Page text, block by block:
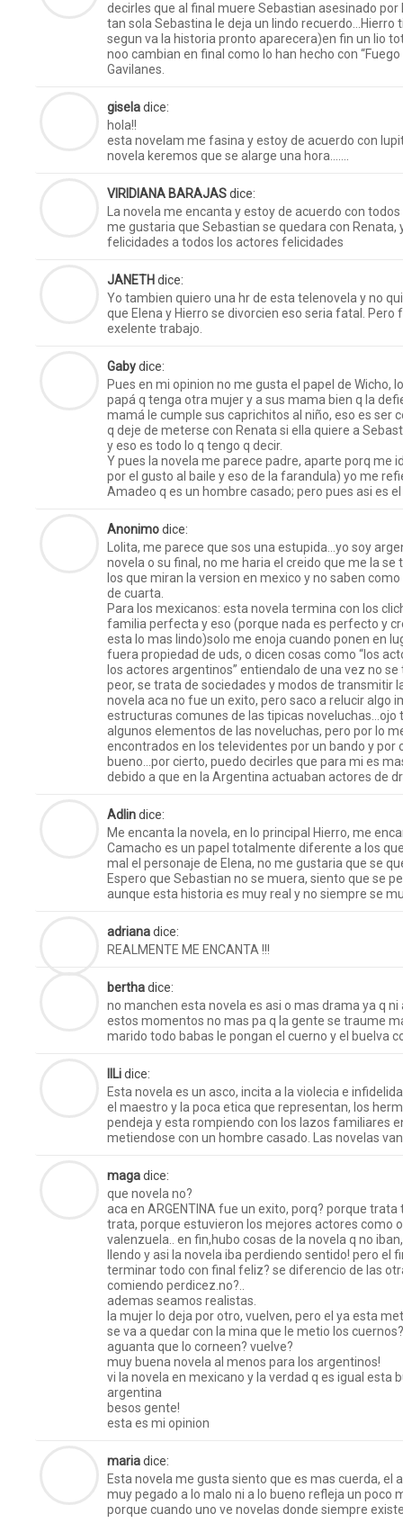
decirles que al final muere Sebastian asesinado
tan sola Sebastina le deja un lindo recuerdo…Hierro
segun va la historia pronto aparecera)en fin un lio
noo cambian en final como lo han hecho con
Gavilanes.
giseladice:
hola!!
esta novelam me fasina y estoy de acuerdo con
novela keremos que se alarge una hora…….
VIRIDIANA BARAJASdice:
La novela me encanta y estoy de acuerdo con
me gustaria que Sebastian se quedara con Renata,
felicidades a todos los actores felicidades
JANETH dice:
Yo tambien quiero una hr de esta telenovela y no
que Elena y Hierro se divorcien eso seria fatal.
exelente trabajo.
Gabydice:
Pues en mi opinion no me gusta el papel de Wicho,
papá q tenga otra mujer y a sus mama bien q la
mamá le cumple sus caprichitos al niño, eso es ser
q deje de meterse con Renata si ella quiere a
y eso es todo lo q tengo q decir.
Y pues la novela me parece padre, aparte porq me
por el gusto al baile y eso de la farandula) yo me
Amadeo q es un hombre casado; pero pues asi es
Anonimodice:
Lolita, me parece que sos una estupida…yo soy
novela o su final, no me haria el creido que me la
los que miran la version en mexico y no saben
de cuarta.
Para los mexicanos: esta novela termina con los
familia perfecta y eso (porque nada es perfecto y
esta lo mas lindo)solo me enoja cuando ponen en
fuera propiedad de uds, o dicen cosas como “los
los actores argentinos” entiendalo de una vez no
peor, se trata de sociedades y modos de transmitir
novela aca no fue un exito, pero saco a relucir algo
estructuras comunes de las tipicas noveluchas…ojo
algunos elementos de las noveluchas, pero por lo
encontrados en los televidentes por un bando y por
bueno…por cierto, puedo decirles que para mi es
debido a que en la Argentina actuaban actores de
Adlindice:
Me encanta la novela, en lo principal Hierro, me
Camacho es un papel totalmente diferente a los
mal el personaje de Elena, no me gustaria que se
Espero que Sebastian no se muera, siento que se
aunque esta historia es muy real y no siempre se
adrianadice:
REALMENTE ME ENCANTA !!!
berthadice:
no manchen esta novela es asi o mas drama ya q
estos momentos no mas pa q la gente se traume
marido todo babas le pongan el cuerno y el buelva
lILidice:
Esta novela es un asco, incita a la violecia e
el maestro y la poca etica que representan, los
pendeja y esta rompiendo con los lazos familiares
metiendose con un hombre casado. Las novelas
magadice:
que novela no?
aca en ARGENTINA fue un exito, porq? porque
trata, porque estuvieron los mejores actores como
valenzuela.. en fin,hubo cosas de la novela q no
llendo y asi la novela iba perdiendo sentido! pero el
terminar todo con final feliz? se diferencio de las
comiendo perdicez.no?..
ademas seamos realistas.
la mujer lo deja por otro, vuelven, pero el ya esta
se va a quedar con la mina que le metio los
aguanta que lo corneen? vuelve?
muy buena novela al menos para los argentinos!
vi la novela en mexicano y la verdad q es igual esta
argentina
besos gente!
esta es mi opinion
mariadice:
Esta novela me gusta siento que es mas cuerda, el
muy pegado a lo malo ni a lo bueno refleja un poco
porque cuando uno ve novelas donde siempre